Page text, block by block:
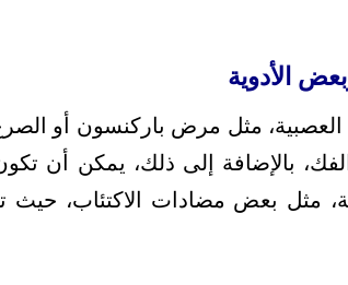
الأدوية
مثل مرض باركنسون أو
بالإضافة إلى ذلك، يمكن أن
مثل بعض مضادات الاكتئاب،